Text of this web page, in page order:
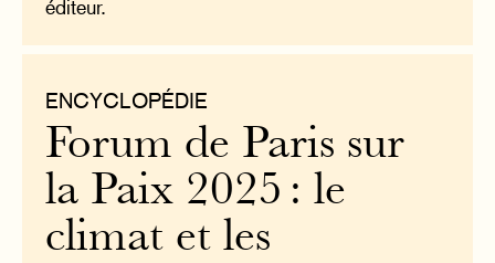
éditeur.
ENCYCLOPÉDIE
Forum de Paris sur
la Paix 2025 : le
climat et les